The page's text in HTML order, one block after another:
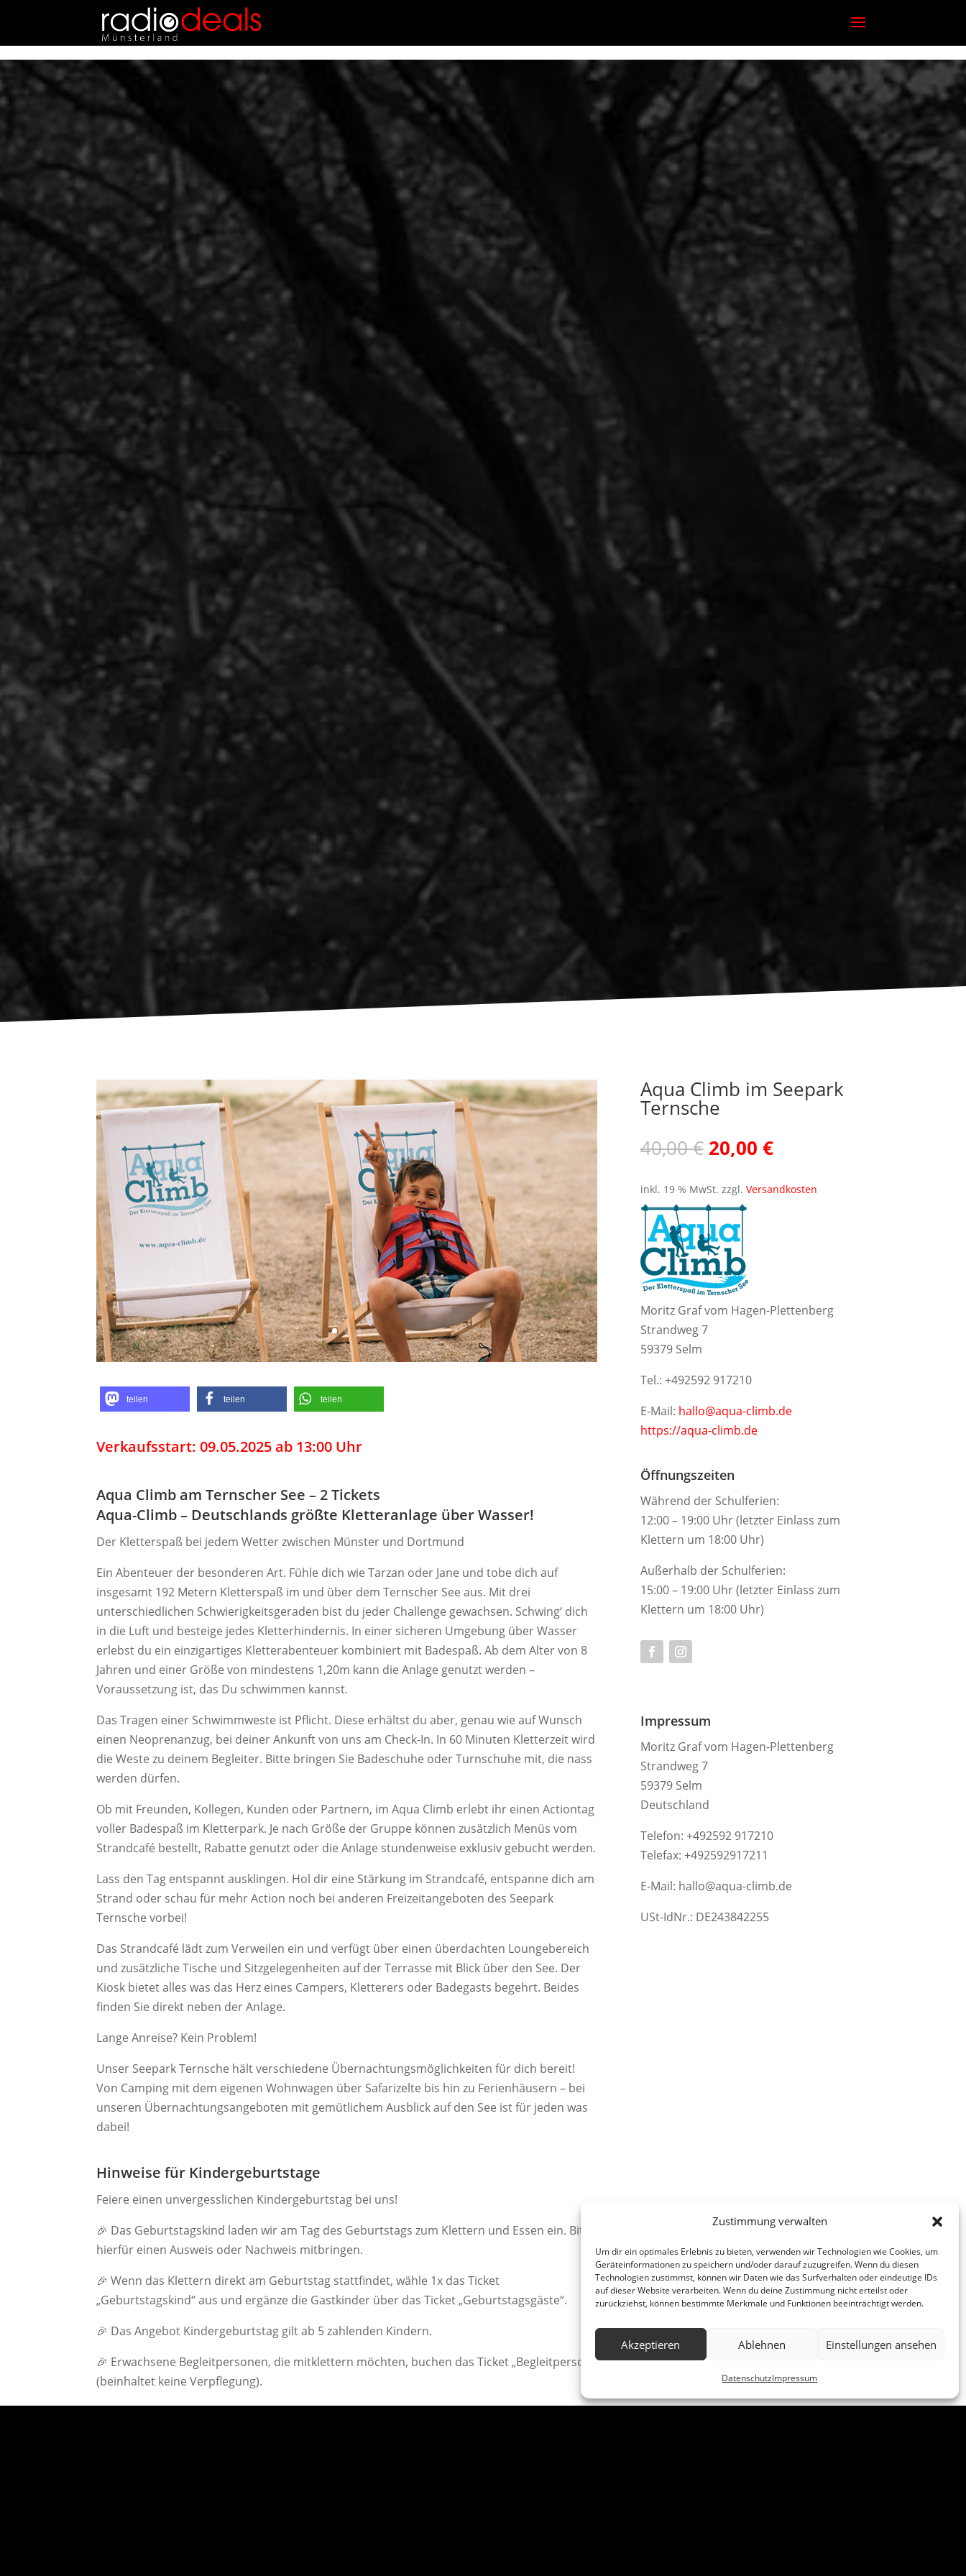
Zustimmung verwalten
Um dir ein optimales Erlebnis zu bieten, verwenden wir Technologien wie Cookies, um
Geräteinformationen zu speichern und/oder darauf zuzugreifen. Wenn du diesen
Technologien zustimmst, können wir Daten wie das Surfverhalten oder eindeutige IDs
auf dieser Website verarbeiten. Wenn du deine Zustimmung nicht erteilst oder
zurückziehst, können bestimmte Merkmale und Funktionen beeinträchtigt werden.
Akzeptieren Ablehnen Einstellungen ansehen
DatenschutzImpressum
teilen teilen teilen
Verkaufsstart: 09.05.2025 ab 13:00 Uhr
Aqua Climb am Ternscher See – 2 Tickets
Aqua-Climb – Deutschlands größte Kletteranlage über Wasser!
Der Kletterspaß bei jedem Wetter zwischen Münster und Dortmund
Ein Abenteuer der besonderen Art. Fühle dich wie Tarzan oder Jane und tobe dich auf
insgesamt 192 Metern Kletterspaß im und über dem Ternscher See aus. Mit drei
unterschiedlichen Schwierigkeitsgeraden bist du jeder Challenge gewachsen. Schwing‘ dich
in die Luft und besteige jedes Kletterhindernis. In einer sicheren Umgebung über Wasser
erlebst du ein einzigartiges Kletterabenteuer kombiniert mit Badespaß. Ab dem Alter von 8
Jahren und einer Größe von mindestens 1,20m kann die Anlage genutzt werden –
Voraussetzung ist, das Du schwimmen kannst.
Das Tragen einer Schwimmweste ist Pflicht. Diese erhältst du aber, genau wie auf Wunsch
einen Neoprenanzug, bei deiner Ankunft von uns am Check-In. In 60 Minuten Kletterzeit wird
die Weste zu deinem Begleiter. Bitte bringen Sie Badeschuhe oder Turnschuhe mit, die nass
werden dürfen.
Ob mit Freunden, Kollegen, Kunden oder Partnern, im Aqua Climb erlebt ihr einen Actiontag
voller Badespaß im Kletterpark. Je nach Größe der Gruppe können zusätzlich Menüs vom
Strandcafé bestellt, Rabatte genutzt oder die Anlage stundenweise exklusiv gebucht werden.
Lass den Tag entspannt ausklingen. Hol dir eine Stärkung im Strandcafé, entspanne dich am
Strand oder schau für mehr Action noch bei anderen Freizeitangeboten des Seepark
Ternsche vorbei!
Das Strandcafé lädt zum Verweilen ein und verfügt über einen überdachten Loungebereich
und zusätzliche Tische und Sitzgelegenheiten auf der Terrasse mit Blick über den See. Der
Kiosk bietet alles was das Herz eines Campers, Kletterers oder Badegasts begehrt. Beides
finden Sie direkt neben der Anlage.
Lange Anreise? Kein Problem!
Unser Seepark Ternsche hält verschiedene Übernachtungsmöglichkeiten für dich bereit!
Von Camping mit dem eigenen Wohnwagen über Safarizelte bis hin zu Ferienhäusern – bei
unseren Übernachtungsangeboten mit gemütlichem Ausblick auf den See ist für jeden was
dabei!
Hinweise für Kindergeburtstage
Feiere einen unvergesslichen Kindergeburtstag bei uns!
🎉 Das Geburtstagskind laden wir am Tag des Geburtstags zum Klettern und Essen ein. Bitte
hierfür einen Ausweis oder Nachweis mitbringen.
🎉 Wenn das Klettern direkt am Geburtstag stattfindet, wähle 1x das Ticket
„Geburtstagskind“ aus und ergänze die Gastkinder über das Ticket „Geburtstagsgäste“.
🎉 Das Angebot Kindergeburtstag gilt ab 5 zahlenden Kindern.
🎉 Erwachsene Begleitpersonen, die mitklettern möchten, buchen das Ticket „Begleitperson“
(beinhaltet keine Verpflegung).
Aqua Climb im Seepark
Ternsche
40,00€ Ursprünglicher
war:
40,00 €
20,00 €Aktueller
ist:
inkl. 19 % MwSt. zzgl. Versandkosten
Moritz Graf vom Hagen-Plettenberg
Strandweg 7
59379 Selm
Tel.: +492592 917210
E-Mail: hallo@aqua-climb.de
https://aqua-climb.de
Öffnungszeiten
Während der Schulferien:
12:00 – 19:00 Uhr (letzter Einlass zum
Klettern um 18:00 Uhr)
Außerhalb der Schulferien:
15:00 – 19:00 Uhr (letzter Einlass zum
Klettern um 18:00 Uhr)
Impressum
Moritz Graf vom Hagen-Plettenberg
Strandweg 7
59379 Selm
Deutschland
Telefon: +492592 917210
Telefax: +492592917211
E-Mail: hallo@aqua-climb.de
USt-IdNr.: DE243842255